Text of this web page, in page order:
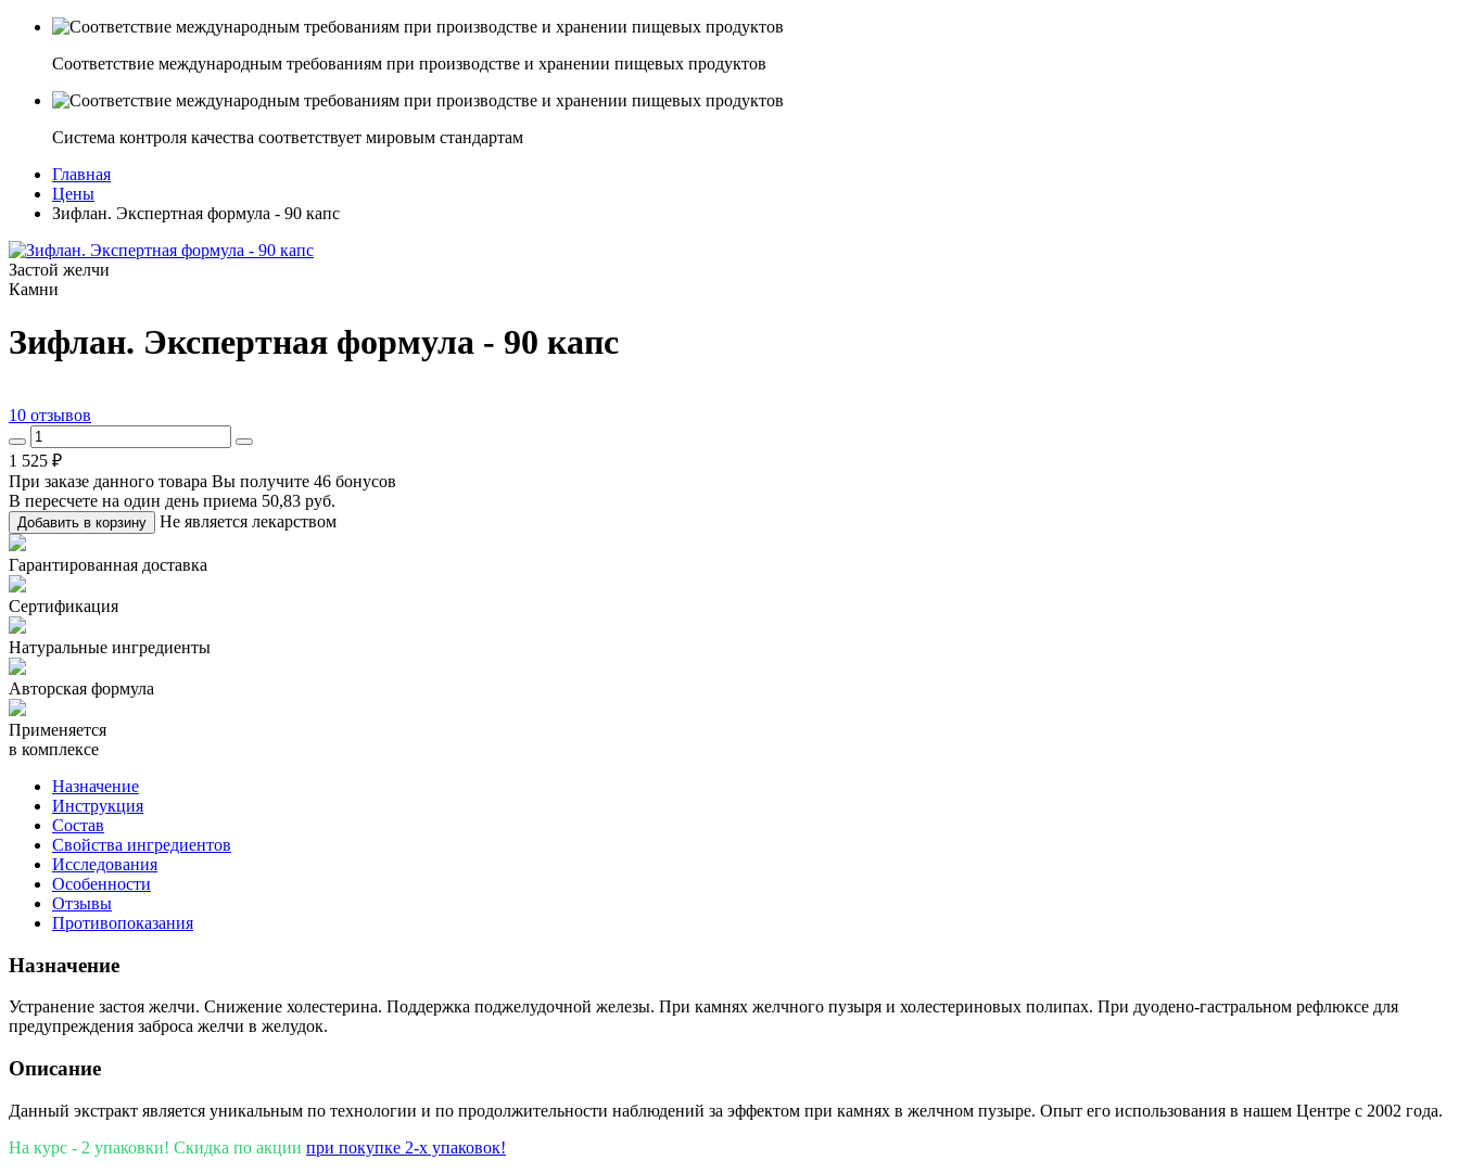
Соответствие международным требованиям при производстве и хранении пищевых продуктов
Система контроля качества соответствует мировым стандартам
Главная
Цены
Зифлан. Экспертная формула - 90 капс
Застой желчи
Камни
Зифлан. Экспертная формула - 90 капс
10 отзывов
1 525 ₽
При заказе данного товара Вы получите 46 бонусов
В пересчете на один день приема 50,83 руб.
Добавить в корзину Не является лекарством
Гарантированная доставка
Сертификация
Натуральные ингредиенты
Авторская формула
Применяется
в комплексе
Назначение
Инструкция
Состав
Свойства ингредиентов
Исследования
Особенности
Отзывы
Противопоказания
Назначение
Устранение застоя желчи. Снижение холестерина. Поддержка поджелудочной железы. При камнях желчного пузыря и холестериновых полипах. При дуодено-гастральном рефлюксе для
предупреждения заброса желчи в желудок.
Описание
Данный экстракт является уникальным по технологии и по продолжительности наблюдений за эффектом при камнях в желчном пузыре. Опыт его использования в нашем Центре с 2002 года.
На курс - 2 упаковки! Скидка по акции при покупке 2-х упаковок!